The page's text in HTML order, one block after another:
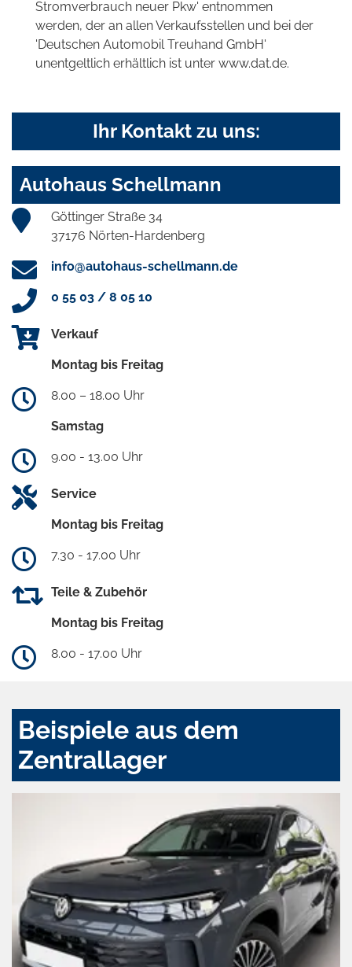
Stromverbrauch neuer Pkw' entnommen
werden, der an allen Verkaufsstellen und bei der
'Deutschen Automobil Treuhand GmbH'
unentgeltlich erhältlich ist unter www.dat.de.
Ihr Kontakt zu uns:
Autohaus Schellmann
Göttinger Straße 34
37176 Nörten-Hardenberg
info@autohaus-schellmann.de
0 55 03 / 8 05 10
Verkauf
Montag bis Freitag
8.00 – 18.00 Uhr
Samstag
9.00 - 13.00 Uhr
Service
Montag bis Freitag
7.30 - 17.00 Uhr
Teile & Zubehör
Montag bis Freitag
8.00 - 17.00 Uhr
Beispiele aus dem
Zentrallager